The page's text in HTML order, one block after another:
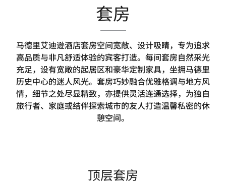
套房
马德里艾迪逊酒店套房空间宽敞、设计吸睛，专为追求
高品质与非凡舒适体验的宾客打造。每间套房自然采光
充足，设有宽敞的起居区和豪华定制家具，坐拥马德里
历史中心的迷人风光。套房巧妙融合优雅格调与地方风
情，细节之处尽显精致，亦提供灵活连通选择，为独自
旅行者、家庭或结伴探索城市的友人打造温馨私密的休
憩空间。
顶层套房